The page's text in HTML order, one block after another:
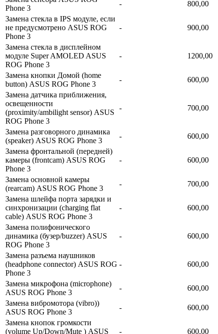
Phone 3
-
800,00
Замена стекла в IPS модуле, если
не предусмотрено ASUS ROG
Phone 3
- 900,00
Замена стекла в дисплейном
модуле Super AMOLED ASUS
ROG Phone 3
- 1200,00
Замена кнопки Домой (home
button) ASUS ROG Phone 3
-
600,00
Замена датчика приближения,
освещенности
(proximity/ambilight sensor) ASUS
ROG Phone 3
- 700,00
Замена разговорного динамика
(speaker) ASUS ROG Phone 3
-
600,00
Замена фронтальной (передней)
камеры (frontcam) ASUS ROG
Phone 3
- 600,00
Замена основной камеры
(rearcam) ASUS ROG Phone 3
-
700,00
Замена шлейфа порта зарядки и
синхронизации (charging flat
cable) ASUS ROG Phone 3
- 600,00
Замена полифонического
динамика (бузер/buzzer) ASUS
ROG Phone 3
- 600,00
Замена разъема наушников
(headphone connector) ASUS ROG
Phone 3
- 600,00
Замена микрофона (microphone)
ASUS ROG Phone 3
-
600,00
Замена вибромотора (vibro))
ASUS ROG Phone 3
-
600,00
Замена кнопок громкости
(volume Up/Down/Mute ) ASUS
- 600,00